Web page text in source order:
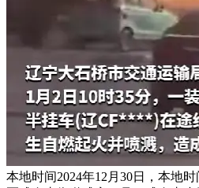
本地时间2024年12月30日，本地